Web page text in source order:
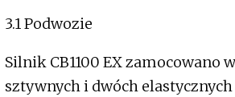
3.1 Podwozie
Silnik CB1100 EX zamocowano
sztywnych i dwóch